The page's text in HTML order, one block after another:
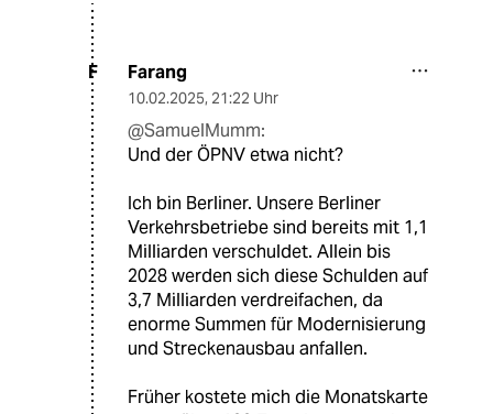
F Farang
10.02.2025, 21:22 Uhr
@SamuelMumm:
Und der ÖPNV etwa nicht?
Ich bin Berliner. Unsere Berliner
Verkehrsbetriebe sind bereits mit 1,1
Milliarden verschuldet. Allein bis
2028 werden sich diese Schulden auf
3,7 Milliarden verdreifachen, da
enorme Summen für Modernisierung
und Streckenausbau anfallen.
Früher kostete mich die Monatskarte